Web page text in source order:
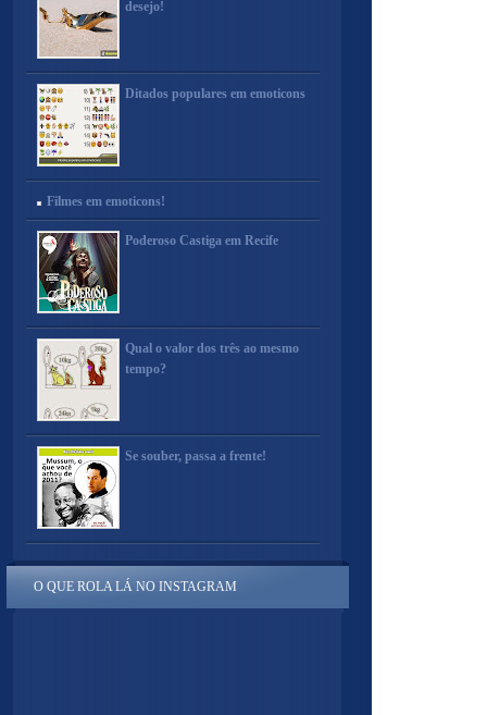
desejo!
Ditados populares em emoticons
Filmes em emoticons!
Poderoso Castiga em Recife
Qual o valor dos três ao mesmo
tempo?
Se souber, passa a frente!
O QUE ROLA LÁ NO INSTAGRAM